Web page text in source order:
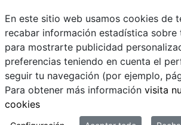
Política de privacidad web
MIFID
PSD2
Cambio de divisas
Sistema interno de información
En este sitio web usamos cookies de
recabar información estadística sobre
para mostrarte publicidad
preferencias teniendo en cuenta el
seguir tu navegación (por ejemplo,
Para obtener más información visita
cookies